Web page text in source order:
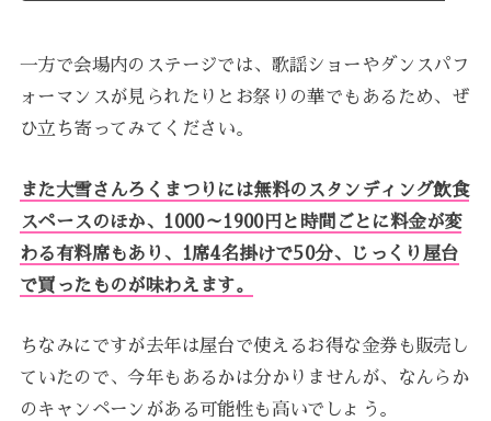
一方で会場内のステージでは、歌謡ショーやダンスパフ
ォーマンスが見られたりとお祭りの華でもあるため、ぜ
ひ立ち寄ってみてください。
また大雪さんろくまつりには無料のスタンディング飲食
スペースのほか、1000～1900円と時間ごとに料金が変
わる有料席もあり、1席4名掛けで50分、じっくり屋台
で買ったものが味わえます。
ちなみにですが去年は屋台で使えるお得な金券も販売し
ていたので、今年もあるかは分かりませんが、なんらか
のキャンペーンがある可能性も高いでしょう。